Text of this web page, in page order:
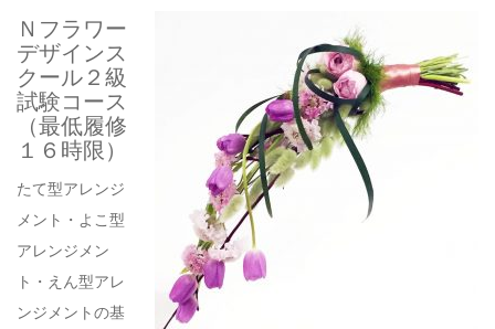
Ｎフラワー
デザインス
クール２級
試験コース
（最低履修
１６時限）
たて型アレンジ
メント・よこ型
アレンジメン
ト・えん型アレ
ンジメントの基